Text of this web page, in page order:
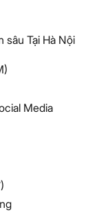
sâu Tại Hà Nội
Media